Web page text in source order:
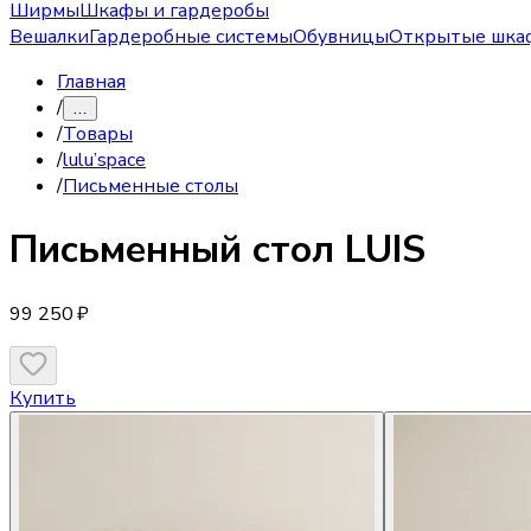
ШирмыШкафы и гардеробы
ВешалкиГардеробные системыОбувницыОткрытые
Главная
/ …
/Товары
/lulu’space
/Письменные столы
Письменный стол LUIS
99 250 ₽
Купить